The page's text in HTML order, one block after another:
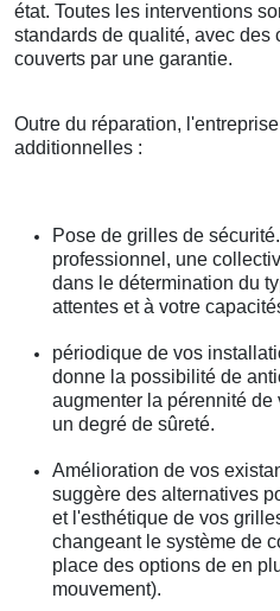
état. Toutes les interventions
standards de qualité, avec des
couverts par une garantie.
Outre du réparation,
additionnelles :
Pose de grilles de
professionnel, une
dans le détermination du
attentes et à votre
périodique de vos
donne la possibilité de
augmenter la pérennité
un degré de sûreté.
Amélioration de vos
suggère des alternatives
et l'esthétique de vos
changeant le système de
place des options de en
mouvement).